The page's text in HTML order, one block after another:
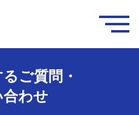
ご質問・
合わせ